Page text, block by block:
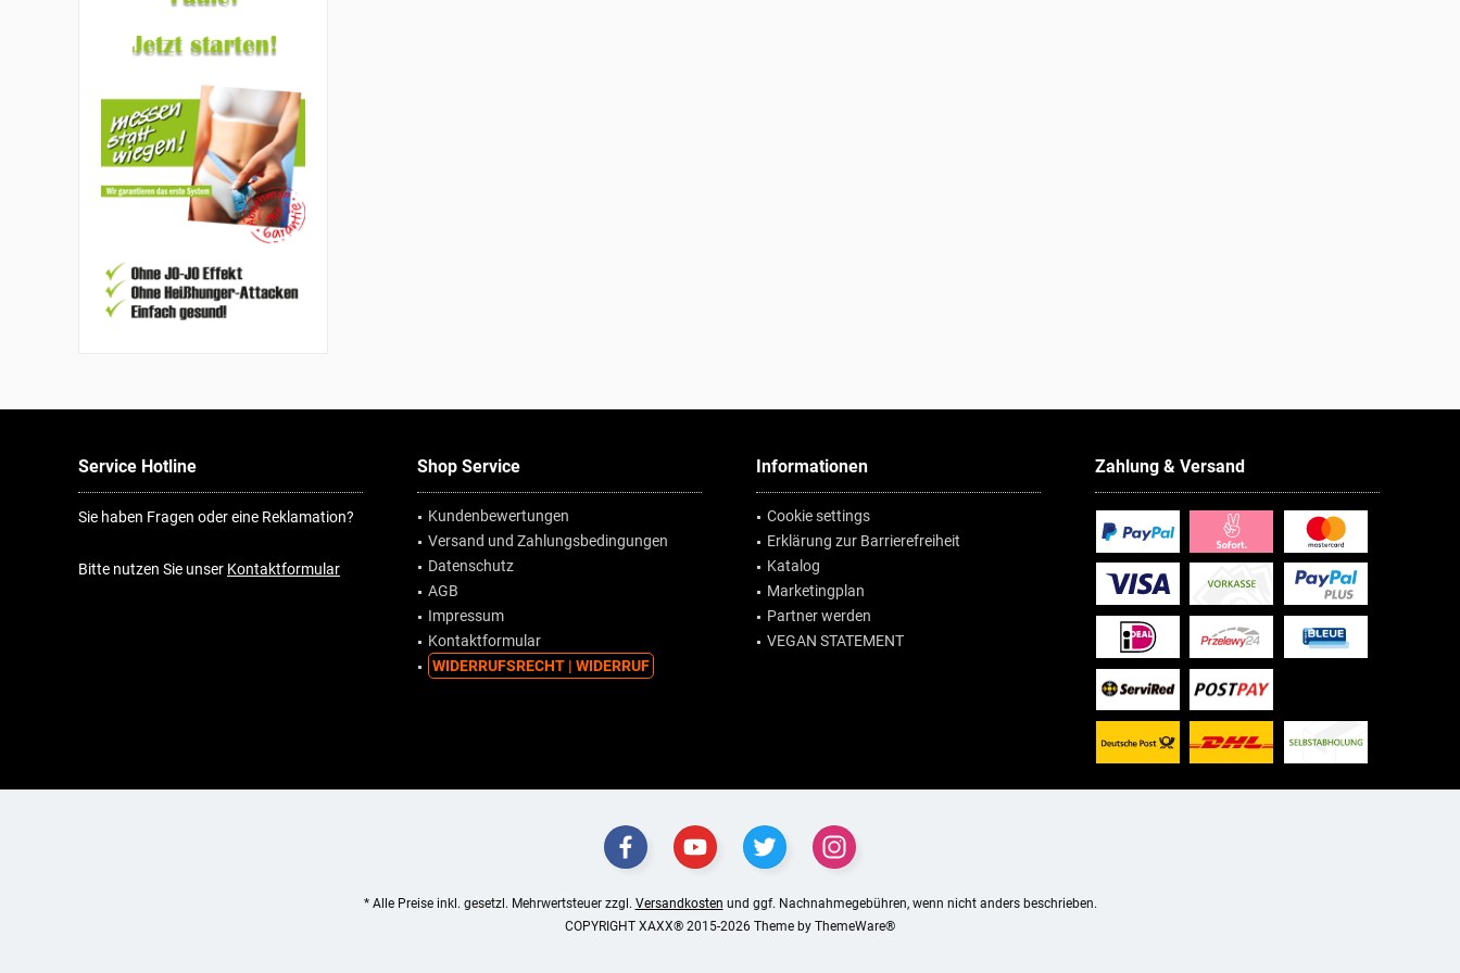
Service Hotline
Sie haben Fragen oder eine Reklamation?
Bitte nutzen Sie unser Kontaktformular
Shop Service
Kundenbewertungen
Versand und Zahlungsbedingungen
Datenschutz
AGB
Impressum
Kontaktformular
WIDERRUFSRECHT | WIDERRUF
Informationen
Cookie settings
Erklärung zur Barrierefreiheit
Katalog
Marketingplan
Partner werden
VEGAN STATEMENT
Zahlung & Versand
* Alle Preise inkl. gesetzl. Mehrwertsteuer zzgl. Versandkosten und ggf. Nachnahmegebühren, wenn nicht anders beschrieben.
COPYRIGHT XAXX® 2015-2026 Theme by ThemeWare®